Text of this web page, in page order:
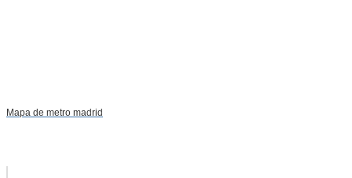
Mapa de metro madrid